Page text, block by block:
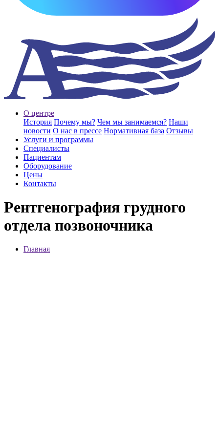
О центре
История Почему мы? Чем мы занимаемся? Наши
новости О нас в прессе Нормативная база Отзывы
Услуги и программы
Специалисты
Пациентам
Оборудование
Цены
Контакты
Рентгенография грудного
отдела позвоночника
Главная